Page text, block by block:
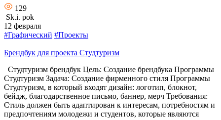
129
Sk.i. pok
12 февраля
#Графический #Проекты
Брендбук для проекта Студтуризм
Студтуризм брендбук Цель: Создание брендбука Программы
Студтуризм Задача: Создание фирменного стиля Программы
Студтуризм, в который входят дизайн: логотип, блокнот,
бейдж, благодарственное письмо, баннер, мерч Требования:
Стиль должен быть адаптирован к интересам, потребностям и
предпочтениям молодежи и студентов, которые являются